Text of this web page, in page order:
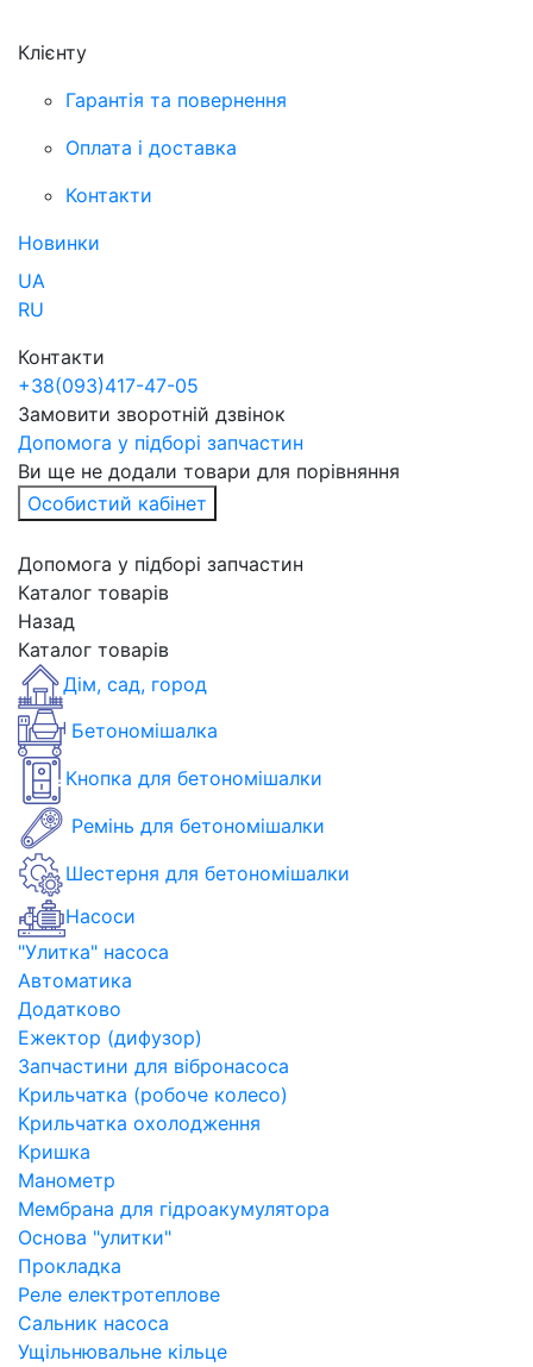
Клієнту
Гарантія та повернення
Оплата і доставка
Контакти
Новинки
UA
RU
Контакти
+38(093)417-47-05
Замовити зворотній дзвінок
Допомога у підборі запчастин
Ви ще не додали товари для порівняння
Особистий кабінет
Допомога у підборі запчастин
Каталог товарів
Назад
Каталог товарів
Дім, сад, город
Бетономішалка
Кнопка для бетономішалки
Ремінь для бетономішалки
Шестерня для бетономішалки
Насоси
"Улитка" насоса
Автоматика
Додатково
Ежектор (дифузор)
Запчастини для вібронасоса
Крильчатка (робоче колесо)
Крильчатка охолодження
Кришка
Манометр
Мембрана для гідроакумулятора
Основа "улитки"
Прокладка
Реле електротеплове
Сальник насоса
Ущільнювальне кільце